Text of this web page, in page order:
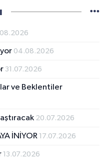
04.08.2026
31.07.2026
ve Beklentiler
20.07.2026
İNİYOR 17.07.2026
13.07.2026